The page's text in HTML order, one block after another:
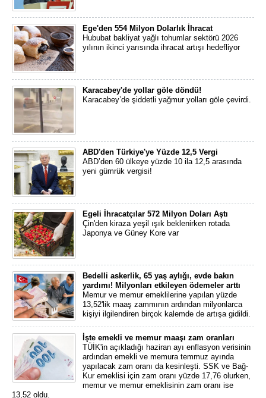
Ege'den 554 Milyon Dolarlık İhracat
Hububat bakliyat yağlı tohumlar sektörü 2026
yılının ikinci yarısında ihracat artışı hedefliyor
Karacabey'de yollar göle döndü!
Karacabey’de şiddetli yağmur yolları göle çevirdi.
ABD'den Türkiye'ye Yüzde 12,5 Vergi
ABD’den 60 ülkeye yüzde 10 ila 12,5 arasında
yeni gümrük vergisi!
Egeli İhracatçılar 572 Milyon Doları Aştı
Çin'den kiraza yeşil ışık beklenirken rotada
Japonya ve Güney Kore var
Bedelli askerlik, 65 yaş aylığı, evde bakın
yardımı! Milyonları etkileyen ödemeler arttı
Memur ve memur emeklilerine yapılan yüzde
13,52'lik maaş zammının ardından milyonlarca
kişiyi ilgilendiren birçok kalemde de artışa gidildi.
İşte emekli ve memur maaşı zam oranları
TÜİK'in açıkladığı haziran ayı enflasyon verisinin
ardından emekli ve memura temmuz ayında
yapılacak zam oranı da kesinleşti. SSK ve Bağ-
Kur emeklisi için zam oranı yüzde 17,76 olurken,
memur ve memur emeklisinin zam oranı ise
13,52 oldu.